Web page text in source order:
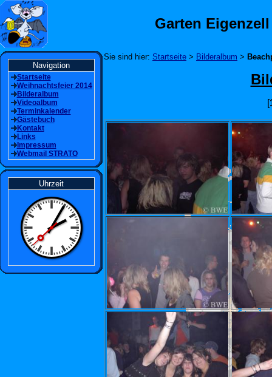
Garten
Navigation
Startseite
Weihnachtsfeier 2014
Bilderalbum
Videoalbum
Terminkalender
Gästebuch
Kontakt
Links
Impressum
Webmail STRATO
Uhrzeit
Sie sind hier: Startseite > Bilderalbum >
[